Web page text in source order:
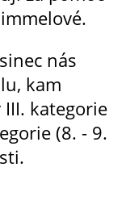
nás
kam
kategorie
(8. - 9.
pěsti.